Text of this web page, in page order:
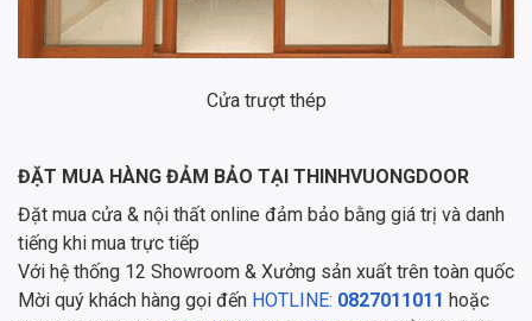
Cửa trượt thép
ĐẶT MUA HÀNG ĐẢM BẢO TẠI THINHVUONGDOOR
Đặt mua cửa & nội thất online đảm bảo bằng giá trị và danh
tiếng khi mua trực tiếp
Với hệ thống 12 Showroom & Xưởng sản xuất trên toàn quốc
Mời quý khách hàng gọi đến HOTLINE: 0827011011 hoặc